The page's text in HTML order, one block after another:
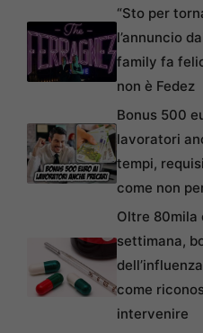
“Sto per
l’annuncio
family fa
non è Fedez
Bonus 500
lavoratori
tempi,
come non
Oltre 80mila
settimana,
come
intervenire